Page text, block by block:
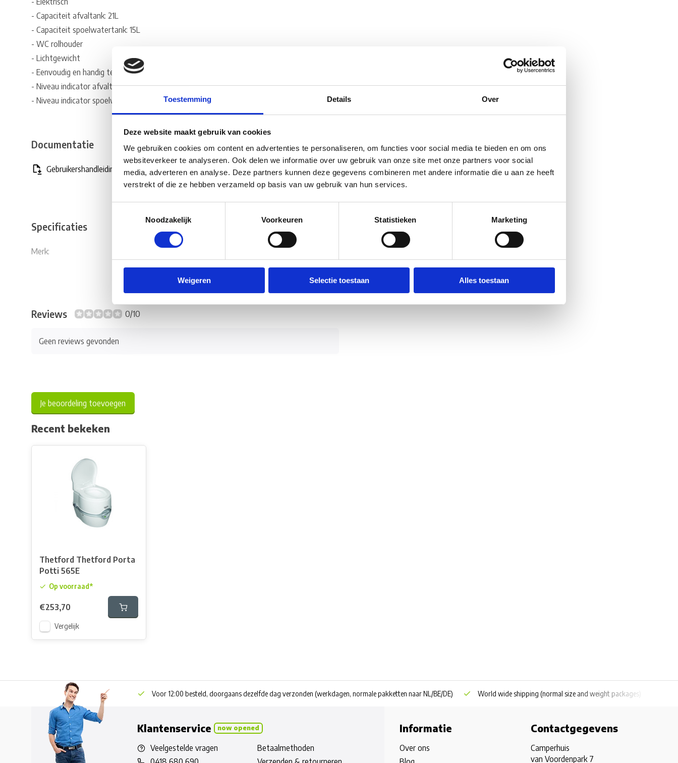
Toestemming Details Over
Deze website maakt gebruik van cookies
We gebruiken cookies om content en advertenties te personaliseren, om functies voor social media te bieden en om ons
websiteverkeer te analyseren. Ook delen we informatie over uw gebruik van onze site met onze partners voor social
media, adverteren en analyse. Deze partners kunnen deze gegevens combineren met andere informatie die u aan ze heeft
verstrekt of die ze hebben verzameld op basis van uw gebruik van hun services.
Noodzakelijk
Voorkeuren Statistieken Marketing
Weigeren Selectie toestaan Alles toestaan
- Capaciteit afvaltank: 21L
- Capaciteit spoelwatertank: 15L
- WC rolhouder
- Lichtgewicht
- Eenvoudig en handig te legen
- Niveau indicator afvaltank: ja
- Niveau indicator spoelwatertank: ja
Documentatie
Gebruikershandleiding_Thetford_Porta_Potti_565.pdf
Specificaties
Merk:
Reviews 0/10
Geen reviews gevonden
Je beoordeling toevoegen
Recent bekeken
Thetford Thetford Porta
Potti 565E
Op voorraad*
€253,70
Vergelijk
Voor 12:00 besteld, doorgaans dezelfde dag verzonden (werkdagen, normale pakketten naar NL/BE/DE) World wide shipping (normal size and weight packages)
Klantenservice now opened
Veelgestelde vragen
Betaalmethoden
Informatie
Over ons
Contactgegevens
Camperhuis
van Voordenpark 7